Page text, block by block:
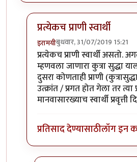
प्रत्येकच प्राणी स्वार्थी
इरामयीबुधवार, 31/07/2019 15:21
In reply toखरं म्हणजे. ....by
प्रत्येकच प्राणी स्वार्थी असतो.
म्हणवला जाणारा कुत्रा सुद्धा
दुसरा कोणताही प्राणी
उत्क्रांत / प्रगत होत गेला तर त्या
मानवासारख्याच स्वार्थी
प्रतिसाद देण्यासाठीलॉग इन